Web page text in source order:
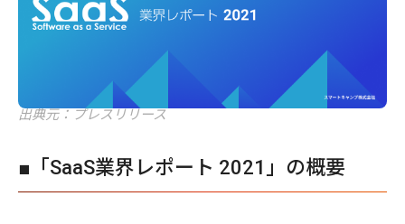
出典元：プレスリリース
■「SaaS業界レポート 2021」の概要